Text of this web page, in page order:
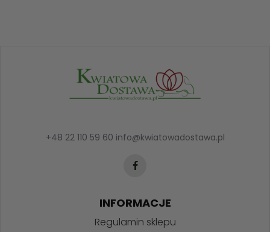
+48 22 110 59 60 info@kwiatowadostawa.pl
INFORMACJE
Regulamin sklepu